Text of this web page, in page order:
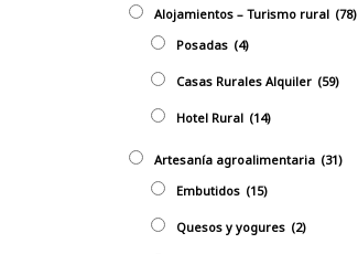
Alojamientos – Turismo rural (78)
Posadas (4)
Casas Rurales Alquiler (59)
Hotel Rural (14)
Artesanía agroalimentaria (31)
Embutidos (15)
Quesos y yogures (2)